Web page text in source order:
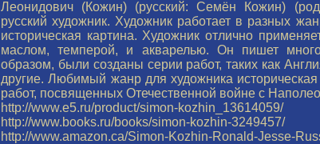
Леонидович (Кожин) (русский: Семён Кожин)
русский художник. Художник работает в разных
историческая картина. Художник отлично
маслом, темперой, и акварелью. Он пишет
образом, были созданы серии работ, таких как
другие. Любимый жанр для художника
работ, посвященных Отечественной войне с
http://www.e5.ru/product/simon-kozhin_13614059/
http://www.books.ru/books/simon-kozhin-3249457/
http://www.amazon.ca/Simon-Kozhin-Ronald-Jesse-